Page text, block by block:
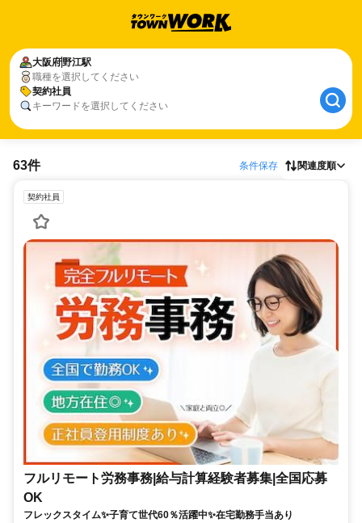
大阪府野江駅
職種を選択してください
契約社員
キーワードを選択してください
63件 条件保存 関連度順
契約社員
フルリモート労務事務|給与計算経験者募集|全国応募
OK
フレックスタイム✨子育て世代60％活躍中✨在宅勤務手当あり